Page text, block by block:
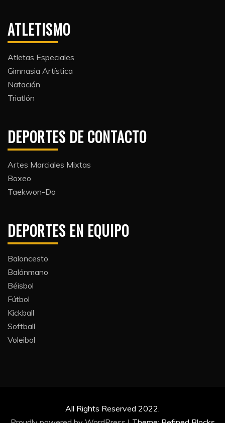
ATLETISMO
Atletas Especiales
Gimnasia Artística
Natación​
Triatlón​
DEPORTES DE CONTACTO
Artes Marciales Mixtas
Boxeo
Taekwon-Do
DEPORTES EN EQUIPO
Baloncesto
Balónmano
Béisbol
Fútbol
Kickball​
Softball​
Voleibol​
All Rights Reserved 2022.